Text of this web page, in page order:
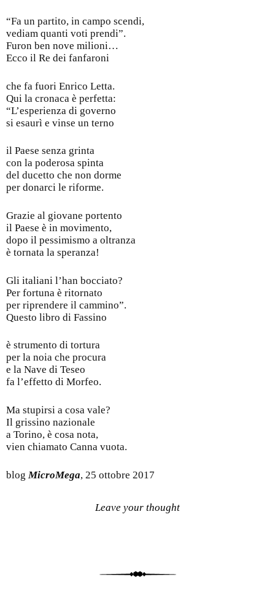
“Fa un partito, in campo scendi,
vediam quanti voti prendi”.
Furon ben nove milioni…
Ecco il Re dei fanfaroni
che fa fuori Enrico Letta.
Qui la cronaca è perfetta:
“L’esperienza di governo
si esaurì e vinse un terno
il Paese senza grinta
con la poderosa spinta
del ducetto che non dorme
per donarci le riforme.
Grazie al giovane portento
il Paese è in movimento,
dopo il pessimismo a oltranza
è tornata la speranza!
Gli italiani l’han bocciato?
Per fortuna è ritornato
per riprendere il cammino”.
Questo libro di Fassino
è strumento di tortura
per la noia che procura
e la Nave di Teseo
fa l’effetto di Morfeo.
Ma stupirsi a cosa vale?
Il grissino nazionale
a Torino, è cosa nota,
vien chiamato Canna vuota.
blog MicroMega, 25 ottobre 2017
Leave your thought